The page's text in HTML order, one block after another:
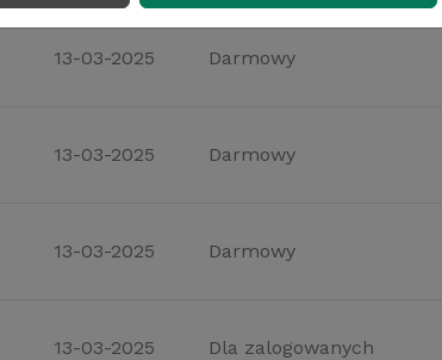
13-03-2025 Darmowy
13-03-2025 Darmowy
13-03-2025 Darmowy
13-03-2025 Dla zalogowanych